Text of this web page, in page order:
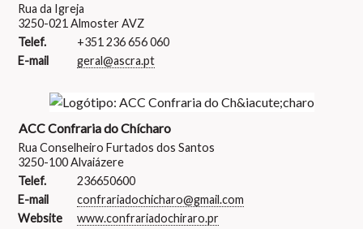
Rua da Igreja
3250-021 Almoster AVZ
Telef.
+351 236 656 060
E-mail
geral@ascra.pt
ACC Confraria do Chícharo
Rua Conselheiro Furtados dos Santos
3250-100 Alvaiázere
Telef.
236650600
E-mail
confrariadochicharo@gmail.com
Website
www.confrariadochiraro.pr